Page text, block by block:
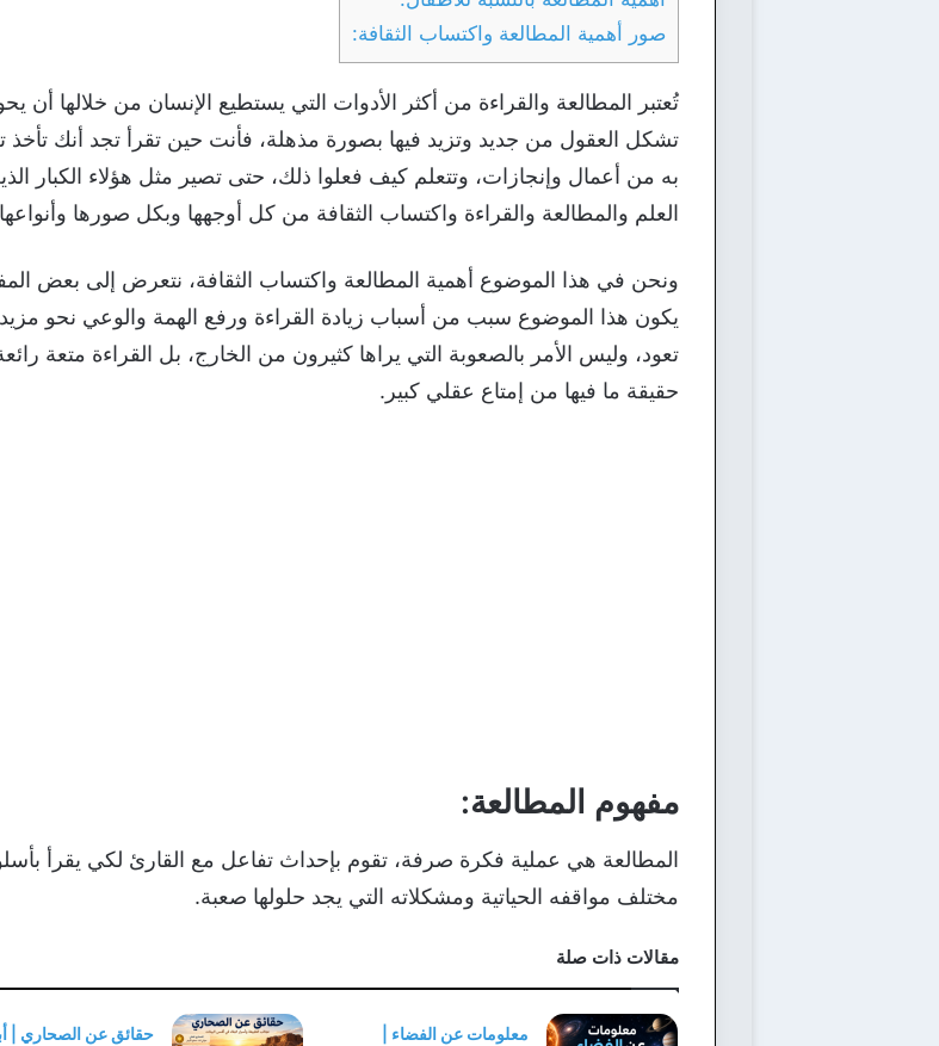
صور أهمية المطالعة واكتساب الثقافة:
تُعتبر المطالعة والقراءة من أكثر الأدوات التي يستطيع الإنسان من خلالها
تشكل العقول من جديد وتزيد فيها بصورة مذهلة، فأنت حين تقرأ تجد أنك تأخذ
به من أعمال وإنجازات، وتتعلم كيف فعلوا ذلك، حتى تصير مثل هؤلاء الكبار
العلم والمطالعة والقراءة واكتساب الثقافة من كل أوجهها وبكل صورها
ونحن في هذا الموضوع أهمية المطالعة واكتساب الثقافة، نتعرض إلى بعض
يكون هذا الموضوع سبب من أسباب زيادة القراءة ورفع الهمة والوعي نحو مزيد
تعود، وليس الأمر بالصعوبة التي يراها كثيرون من الخارج، بل القراءة متعة
حقيقة ما فيها من إمتاع عقلي كبير.
مفهوم المطالعة:
المطالعة هي عملية فكرة صرفة، تقوم بإحداث تفاعل مع القارئ لكي يقرأ
مختلف مواقفه الحياتية ومشكلاته التي يجد حلولها صعبة.
مقالات ذات صلة
معلومات عن الفضاء |
حقائق عن الصحاري |